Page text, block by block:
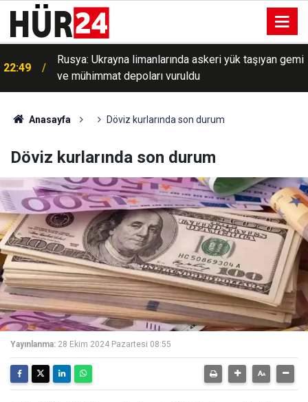
22:49
Rusya: Ukrayna limanlarında askeri yük taşıyan gemi
ve mühimmat depoları vuruldu
Anasayfa Döviz kurlarında son durum
Döviz kurlarında son durum
Yayınlanma: 28 Ekim 2024 Pazartesi 08:55